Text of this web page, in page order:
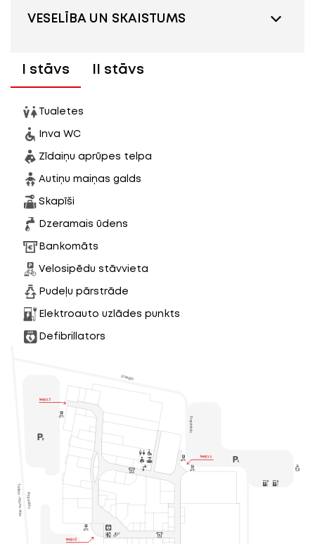
I stāvs II stāvs
Tualetes
Inva WC
Zīdaiņu aprūpes telpa
Autiņu maiņas galds
Skapīši
Dzeramais ūdens
Bankomāts
Velosipēdu stāvvieta
Pudeļu pārstrāde
Elektroauto uzlādes punkts
Defibrillators
Papiniidu
Papiniidu
Tallinn - Pärnu -Ikla
Ieeja 4
Ieeja 2
Ieeja 3
Energia
VESELĪBA UN SKAISTUMS